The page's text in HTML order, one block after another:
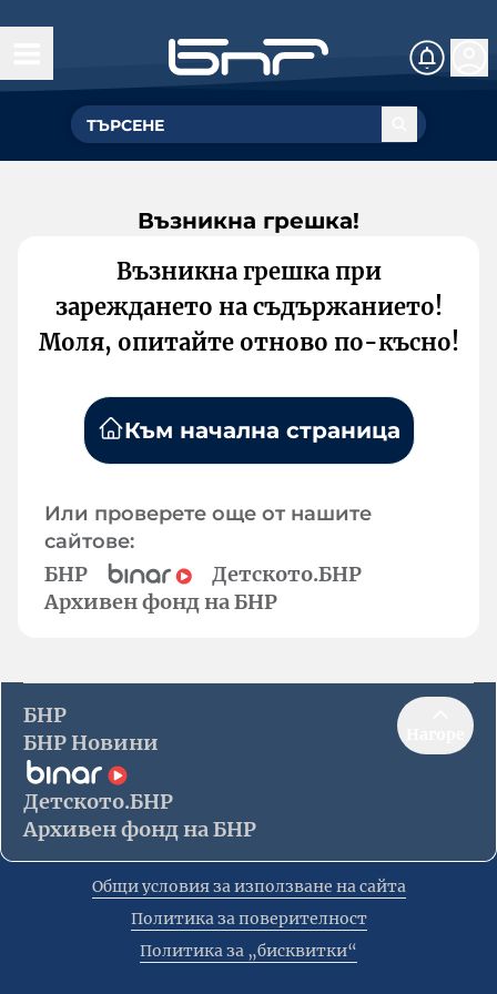
Възникна грешка!
Възникна грешка при
зареждането на съдържанието!
Моля, опитайте отново по-късно!
Към начална страница
Или проверете още от нашите
сайтове:
БНР
Детското.БНР
Архивен фонд на БНР
БНР
БНР Новини
Детското.БНР
Архивен фонд на БНР
Общи условия за използване на сайта
Политика за поверителност
Политика за „бисквитки“